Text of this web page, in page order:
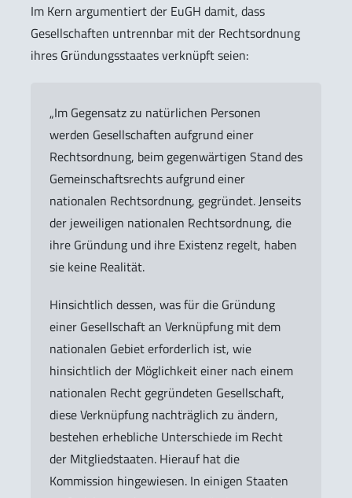
Im Kern argumentiert der EuGH damit, dass
Gesellschaften untrennbar mit der Rechtsordnung
ihres Gründungsstaates verknüpft seien:
„Im Gegensatz zu natürlichen Personen
werden Gesellschaften aufgrund einer
Rechtsordnung, beim gegenwärtigen Stand des
Gemeinschaftsrechts aufgrund einer
nationalen Rechtsordnung, gegründet. Jenseits
der jeweiligen nationalen Rechtsordnung, die
ihre Gründung und ihre Existenz regelt, haben
sie keine Realität.
Hinsichtlich dessen, was für die Gründung
einer Gesellschaft an Verknüpfung mit dem
nationalen Gebiet erforderlich ist, wie
hinsichtlich der Möglichkeit einer nach einem
nationalen Recht gegründeten Gesellschaft,
diese Verknüpfung nachträglich zu ändern,
bestehen erhebliche Unterschiede im Recht
der Mitgliedstaaten. Hierauf hat die
Kommission hingewiesen. In einigen Staaten